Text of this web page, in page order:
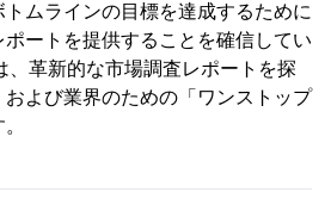
ムラインの目標を達成するために
ポートを提供することを確信してい
、革新的な市場調査レポートを探
および業界のための「ワンストップ